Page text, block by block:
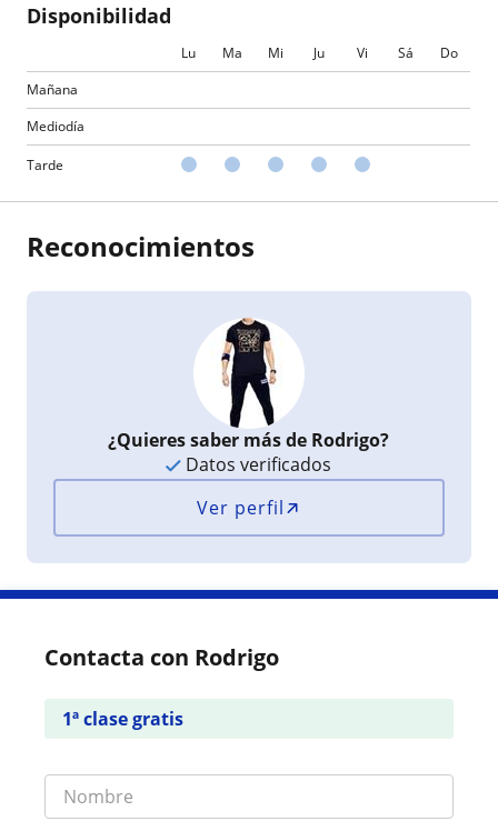
Disponibilidad
Lu Ma Mi Ju Vi Sá
Do
Mañana
Mediodía
Tarde
Reconocimientos
¿Quieres saber más de Rodrigo?
Datos verificados
Ver perfil
Contacta con Rodrigo
1ª clase gratis